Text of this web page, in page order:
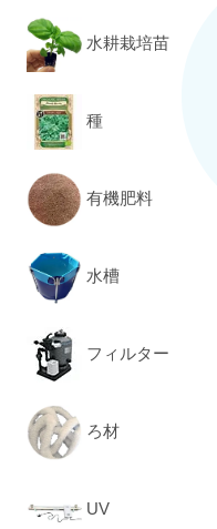
水耕栽培苗
種
有機肥料
水槽
フィルター
ろ材
UV